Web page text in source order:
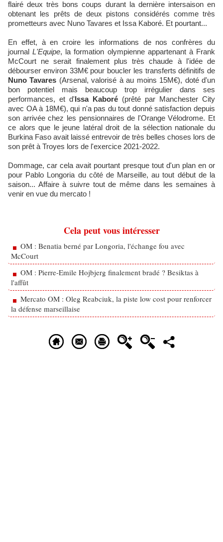
flairé deux très bons coups durant la dernière intersaison en
obtenant les prêts de deux pistons considérés comme très
prometteurs avec Nuno Tavares et Issa Kaboré. Et pourtant...
En effet, à en croire les informations de nos confrères du
journalL'Equipe, la formation olympienne appartenant à Frank
McCourt ne serait finalement plus très chaude à l'idée de
débourser environ 33M€ pour boucler les transferts définitifs de
Nuno Tavares (Arsenal, valorisé à au moins 15M€), doté d'un
bon potentiel mais beaucoup trop irrégulier dans ses
performances, et d'Issa Kaboré (prêté par Manchester City
avec OA à 18M€), qui n'a pas du tout donné satisfaction depuis
son arrivée chez les pensionnaires de l'Orange Vélodrome. Et
ce alors que le jeune latéral droit de la sélection nationale du
Burkina Faso avait laissé entrevoir de très belles choses lors de
son prêt à Troyes lors de l'exercice 2021-2022.
Dommage, car cela avait pourtant presque tout d'un plan en or
pour Pablo Longoria du côté de Marseille, au tout début de la
saison... Affaire à suivre tout de même dans les semaines à
venir en vue du mercato !
Cela peut vous intéresser
OM : Benatia berné par Longoria, l'échange fou avec
McCourt
OM : Pierre-Emile Hojbjerg finalement bradé ? Besiktas à
l'affût
Mercato OM : Oleg Reabciuk, la piste low cost pour renforcer
la défense marseillaise